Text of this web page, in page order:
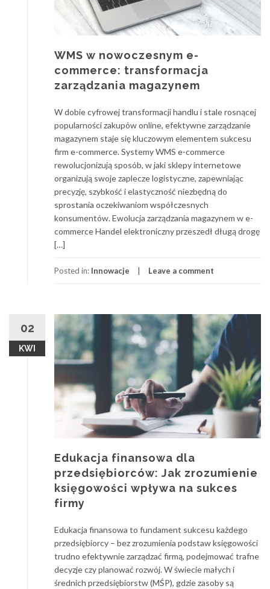
WMS w nowoczesnym e-
commerce: transformacja
zarządzania magazynem
W dobie cyfrowej transformacji handlu i stale rosnącej
popularności zakupów online, efektywne zarządzanie
magazynem staje się kluczowym elementem sukcesu
firm e-commerce. Systemy WMS e-commerce
rewolucjonizują sposób, w jaki sklepy internetowe
organizują swoje zaplecze logistyczne, zapewniając
precyzję, szybkość i elastyczność niezbędną do
sprostania oczekiwaniom współczesnych
konsumentów. Ewolucja zarządzania magazynem w e-
commerce Handel elektroniczny przeszedł długą drogę
[…]
Posted in: Innowacje Leave a comment
02
KWI
Edukacja finansowa dla
przedsiębiorców: Jak zrozumienie
księgowości wpływa na sukces
firmy
Edukacja finansowa to fundament sukcesu każdego
przedsiębiorcy – bez zrozumienia podstaw księgowości
trudno efektywnie zarządzać firmą, podejmować trafne
decyzje czy planować rozwój. W świecie małych i
średnich przedsiębiorstw (MŚP), gdzie zasoby są